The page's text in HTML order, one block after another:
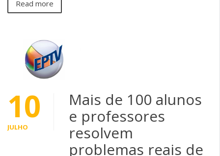
Read more
10
JULHO
Mais de 100 alunos
e professores
resolvem
problemas reais de